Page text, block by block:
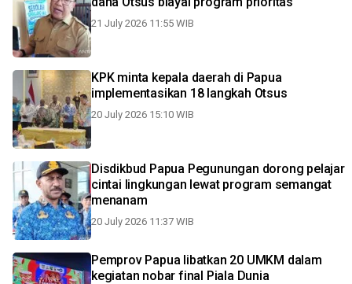
21 July 2026 11:55 WIB
KPK minta kepala daerah di Papua
implementasikan 18 langkah Otsus
20 July 2026 15:10 WIB
Disdikbud Papua Pegunungan dorong pelajar
cintai lingkungan lewat program semangat
menanam
20 July 2026 11:37 WIB
Pemprov Papua libatkan 20 UMKM dalam
kegiatan nobar final Piala Dunia